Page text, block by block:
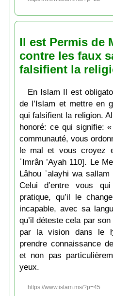
Il est Permis de
contre les faux
falsifient la
En Islam Il est
de l’Islam et mettre en
qui falsifient la religion.
honoré: ce qui signifie:
communauté, vous
le mal et vous croyez
ʿImrân ’Ayah 110]. Le
Lâhou ʿalayhi wa
Celui d’entre vous
pratique, qu’il le
incapable, avec sa
qu’il déteste cela par
par la vision dans le
prendre connaissance
et non pas
yeux.
https://www.islam.ms/?p=45